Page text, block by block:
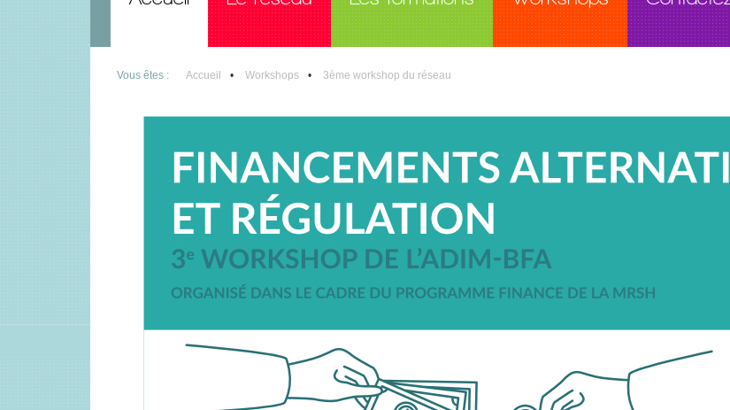
Vous êtes : Accueil Workshops 3ème workshop du réseau